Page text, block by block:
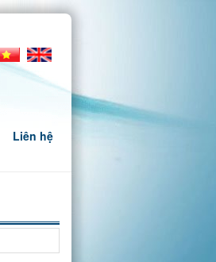
Liên hệ